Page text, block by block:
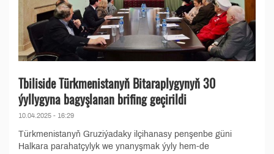
Tbiliside Türkmenistanyň Bitaraplygynyň 30
ýyllygyna bagyşlanan brifing geçirildi
10.04.2025 - 16:29
Türkmenistanyň Gruziýadaky ilçihanasy penşenbe güni
Halkara parahatçylyk we ynanyşmak ýyly hem-de